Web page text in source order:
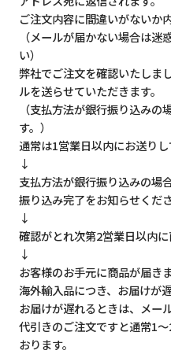
ご注文内容に間違いがないか
（メールが届かない場合は
い）
弊社でご注文を確認いたしま
ルを送らせていただきます。
（支払方法が銀行振り込み
す。）
通常は1営業日以内にお送りし
↓
支払方法が銀行振り込みの場
振り込み完了をお知らせくだ
↓
確認がとれ次第2営業日以内
↓
お客様のお手元に商品が届きま
海外輸入品につき、お届けが
お届けが遅れるときは、メー
代引きのご注文ですと通常1
おります。